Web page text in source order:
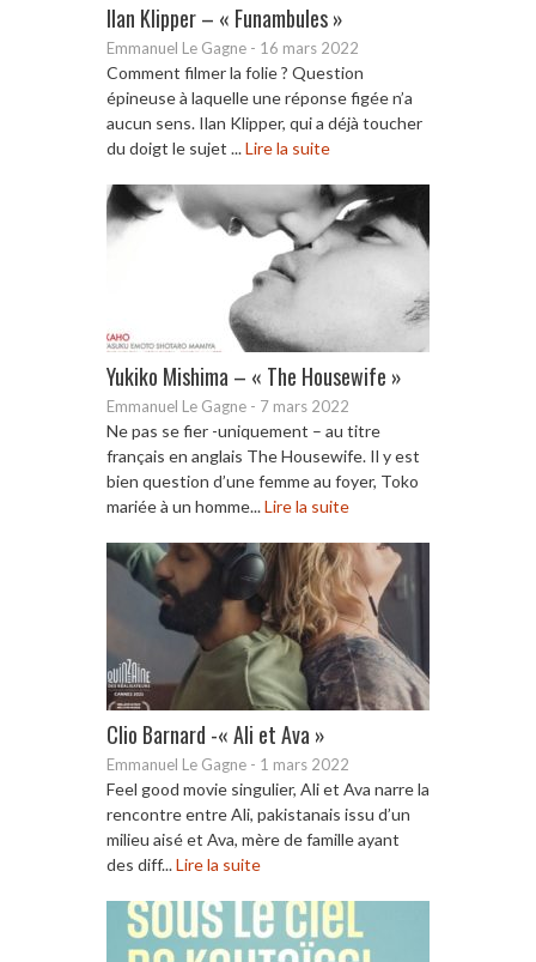
Ilan Klipper – « Funambules »
Emmanuel Le Gagne - 16 mars 2022
Comment filmer la folie ? Question
épineuse à laquelle une réponse figée n’a
aucun sens. Ilan Klipper, qui a déjà toucher
du doigt le sujet ...Lire la suite
Yukiko Mishima – « The Housewife »
Emmanuel Le Gagne - 7 mars 2022
Ne pas se fier -uniquement – au titre
français en anglais The Housewife. Il y est
bien question d’une femme au foyer, Toko
mariée à un homme...Lire la suite
Clio Barnard -« Ali et Ava »
Emmanuel Le Gagne - 1 mars 2022
Feel good movie singulier, Ali et Ava narre la
rencontre entre Ali, pakistanais issu d’un
milieu aisé et Ava, mère de famille ayant
des diff...Lire la suite